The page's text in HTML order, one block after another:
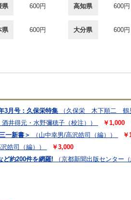
県 600円 高知県 600円
県 600円 大分県 600円
3月号：久保栄特集
（久保栄 木下順二 鶴
酒井得元・水野彌穂子（校注））
￥1,000
一新書＞
（山中幸男/高沢皓司（編））
沢皓司（編））
￥3,000
ど約200件を網羅!
（京都新聞出版センター